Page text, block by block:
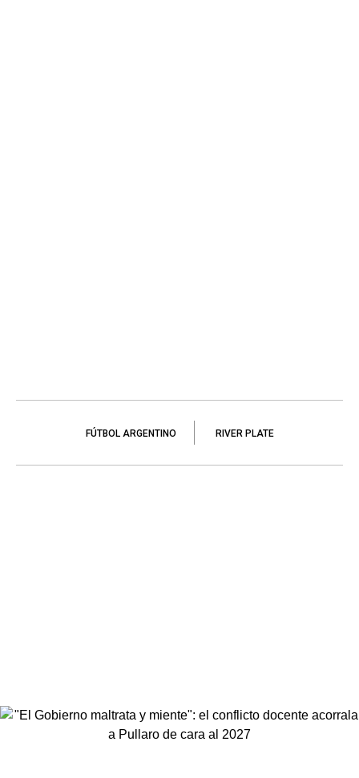
FÚTBOL ARGENTINO RIVER PLATE